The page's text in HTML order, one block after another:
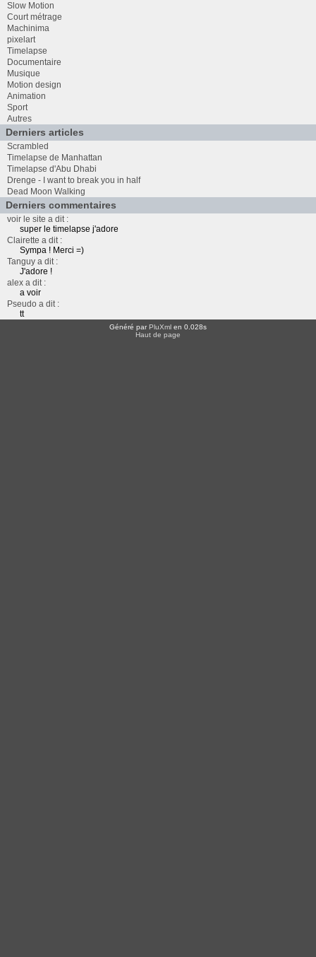
Slow Motion
Court métrage
Machinima
pixelart
Timelapse
Documentaire
Musique
Motion design
Animation
Sport
Autres
Derniers articles
Scrambled
Timelapse de Manhattan
Timelapse d'Abu Dhabi
Drenge - I want to break you in half
Dead Moon Walking
Derniers commentaires
voir le site a dit :
super le timelapse j'adore
Clairette a dit :
Sympa ! Merci =)
Tanguy a dit :
J'adore !
alex a dit :
a voir
Pseudo a dit :
tt
Généré parPluXml en 0.028s
Haut de page